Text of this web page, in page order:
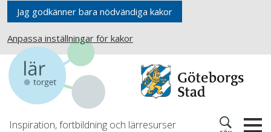
Jag godkänner bara nödvändiga kakor
Anpassa inställningar för kakor
Inspiration, fortbildning och lärresurser